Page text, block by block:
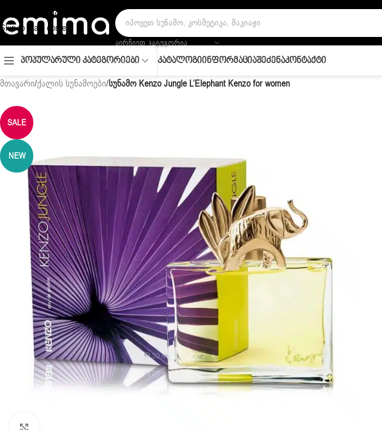
Skip to navigation
Skip to main content
ᲐᲘᲠᲩᲘᲔᲗ ᲙᲐᲢᲔᲒᲝᲠᲘᲐ
Პოპულარული Კატეგორიები ᲙატალოგიᲘნფორმაციაᲨეძენაᲙონტაქტი
მთავარი/ქალის სუნამოები/სუნამო Kenzo Jungle L’Elephant Kenzo for women
SALE
NEW